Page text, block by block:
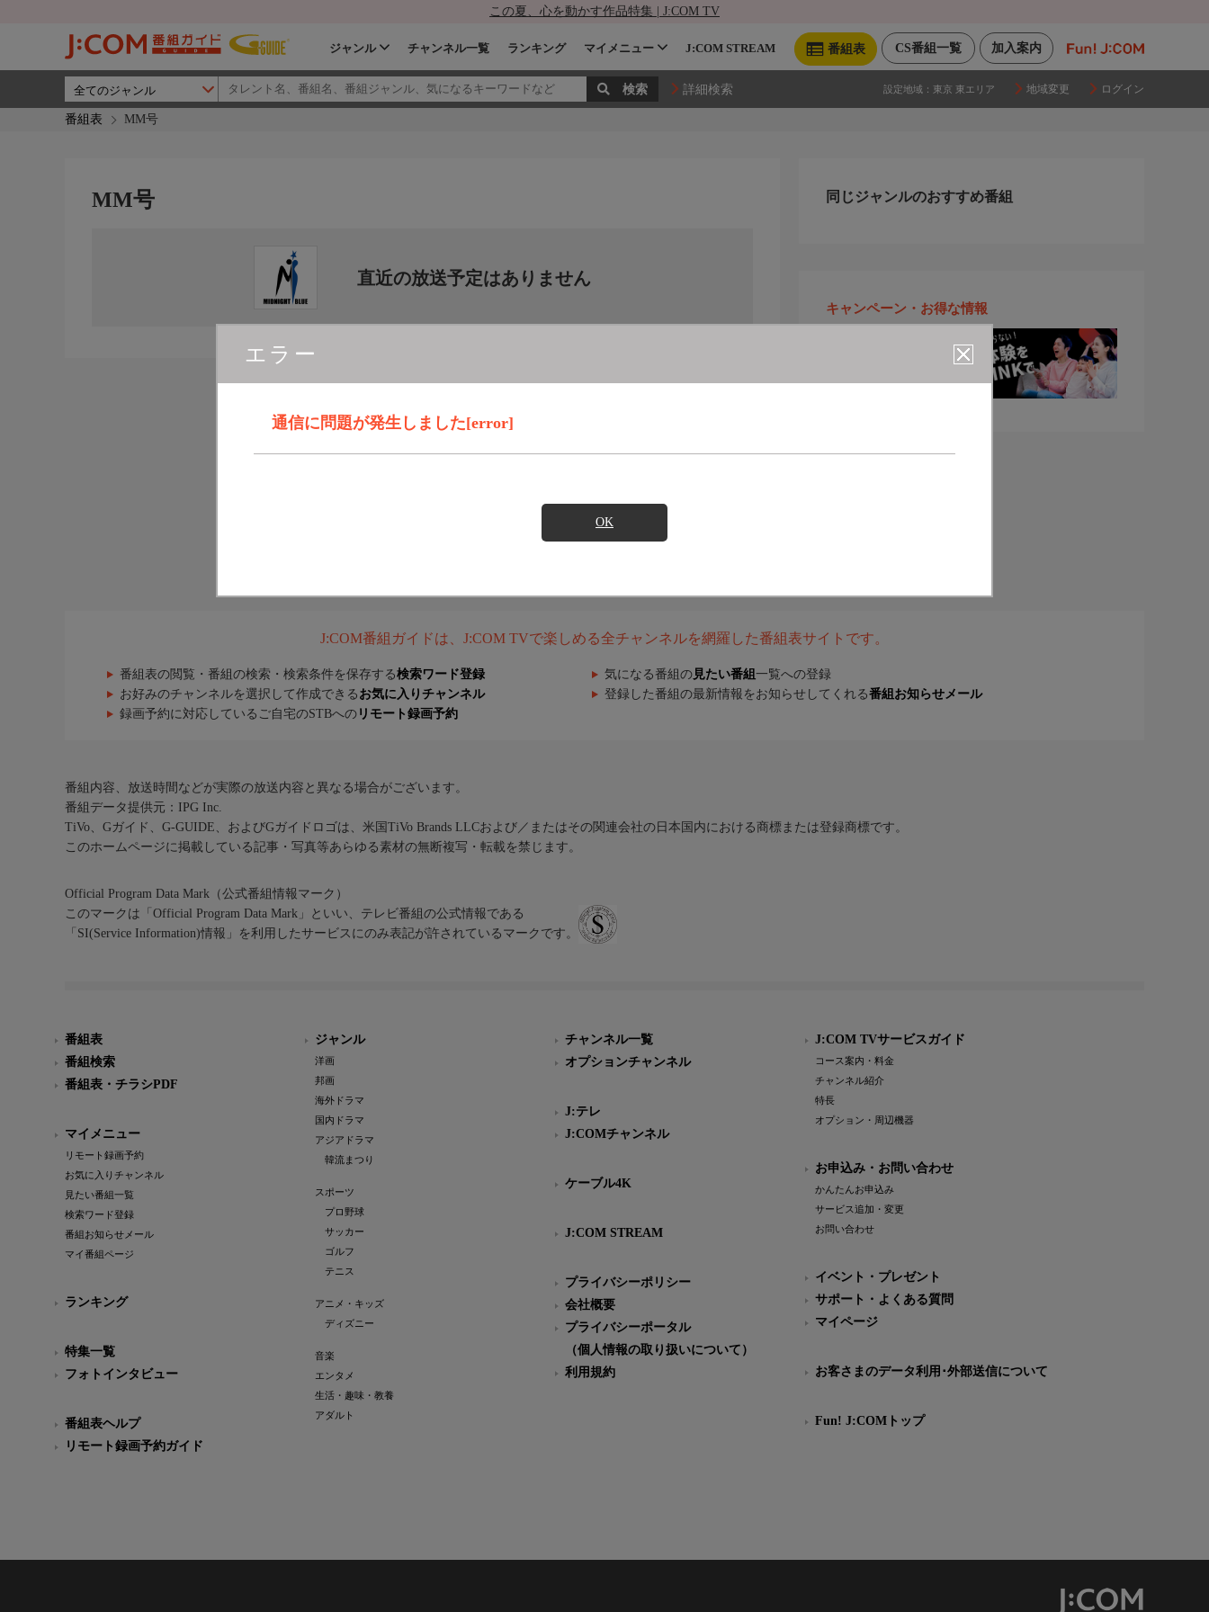
この夏、心を動かす作品特集 | J:COM TV
加入案内
CS番組一覧
番組表
ジャンル チャンネル一覧 ランキング マイメニュー J:COM STREAM
詳細検索 設定地域： 東京 東エリア 地域変更 ログイン
番組表 MM号
エラー
通信に問題が発生しました[error]
OK
MM号
直近の放送予定はありません
同じジャンルのおすすめ番組
キャンペーン・お得な情報
J:COM番組ガイドは、J:COM TVで楽しめる全チャンネルを網羅した番組表サイトです。
番組表の閲覧・番組の検索・検索条件を保存する検索ワード登録 気になる番組の 見たい番組 一覧への登録
お好みのチャンネルを選択して作成できる お気に入りチャンネル 登録した番組の最新情報をお知らせしてくれる番組お知らせメール
録画予約に対応しているご自宅のSTBへの リモート録画予約
番組内容、放送時間などが実際の放送内容と異なる場合がございます。
番組データ提供元：IPG Inc.
TiVo、Gガイド、G-GUIDE、およびGガイドロゴは、米国TiVo Brands LLCおよび／またはその関連会社の日本国内における商標または登録商標です。
このホームページに掲載している記事・写真等あらゆる素材の無断複写・転載を禁じます。
Official Program Data Mark（公式番組情報マーク）
このマークは「Official Program Data Mark」といい、テレビ番組の公式情報である
「SI(Service Information)情報」を利用したサービスにのみ表記が許されているマークです。
番組表
番組検索
番組表・チラシPDF
マイメニュー
リモート録画予約
お気に入りチャンネル
見たい番組一覧
検索ワード登録
番組お知らせメール
マイ番組ページ
ランキング
特集一覧
フォトインタビュー
番組表ヘルプ
リモート録画予約ガイド
ジャンル
洋画
邦画
海外ドラマ
国内ドラマ
アジアドラマ
韓流まつり
スポーツ
プロ野球
サッカー
ゴルフ
テニス
アニメ・キッズ
ディズニー
音楽
エンタメ
生活・趣味・教養
アダルト
チャンネル一覧
オプションチャンネル
J:テレ
J:COMチャンネル
ケーブル4K
J:COM STREAM
プライバシーポリシー
会社概要
プライバシーポータル
（個人情報の取り扱いについて）
利用規約
J:COM TVサービスガイド
コース案内・料金
チャンネル紹介
特長
オプション・周辺機器
お申込み・お問い合わせ
かんたんお申込み
サービス追加・変更
お問い合わせ
イベント・プレゼント
サポート・よくある質問
マイページ
お客さまのデータ利用･外部送信について
Fun! J:COMトップ